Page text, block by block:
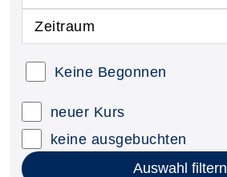
Zeitraum
Keine Begonnen
neuer Kurs
keine ausgebuchten
Auswahl filtern